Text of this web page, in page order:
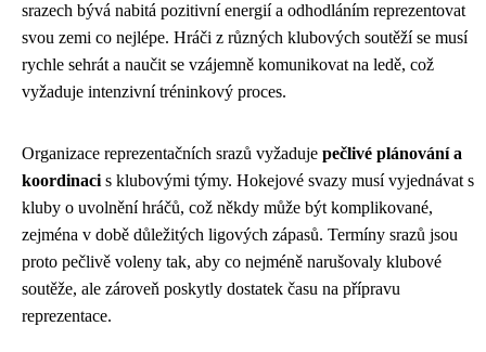
srazech bývá nabitá pozitivní energií a odhodláním reprezentovat
svou zemi co nejlépe. Hráči z různých klubových soutěží se musí
rychle sehrát a naučit se vzájemně komunikovat na ledě, což
vyžaduje intenzivní tréninkový proces.
Organizace reprezentačních srazů vyžaduje pečlivé plánování a
koordinaci s klubovými týmy. Hokejové svazy musí vyjednávat s
kluby o uvolnění hráčů, což někdy může být komplikované,
zejména v době důležitých ligových zápasů. Termíny srazů jsou
proto pečlivě voleny tak, aby co nejméně narušovaly klubové
soutěže, ale zároveň poskytly dostatek času na přípravu
reprezentace.